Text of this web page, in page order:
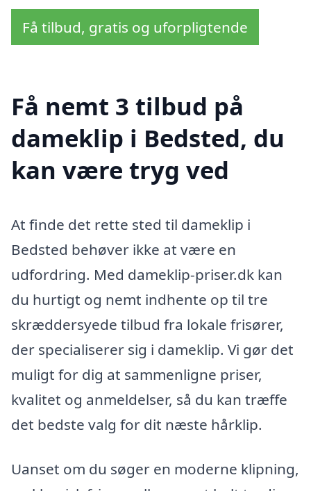
Få tilbud, gratis og uforpligtende
Få nemt 3 tilbud på
dameklip i Bedsted, du
kan være tryg ved
At finde det rette sted til dameklip i
Bedsted behøver ikke at være en
udfordring. Med dameklip-priser.dk kan
du hurtigt og nemt indhente op til tre
skræddersyede tilbud fra lokale frisører,
der specialiserer sig i dameklip. Vi gør det
muligt for dig at sammenligne priser,
kvalitet og anmeldelser, så du kan træffe
det bedste valg for dit næste hårklip.
Uanset om du søger en moderne klipning,